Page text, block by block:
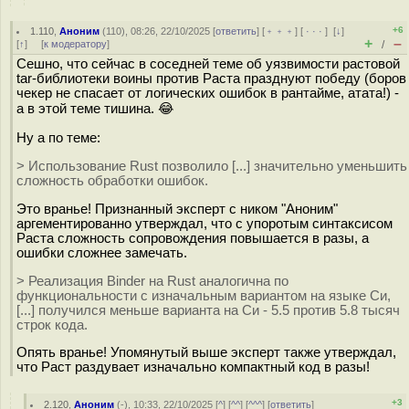
1.110 ,Аноним (110), 08:26, 22/10/2025 [ответить] [ ﹢﹢﹢] [ · · ·][↓]
[↑] [к модератору]
+6
+ / –
Сешно, что сейчас в соседней теме об уязвимости растовой
tar-библиотеки воины против Раста празднуют победу (боров
чекер не спасает от логических ошибок в рантайме, атата!) -
а в этой теме тишина. 😂
Ну а по теме:
> Использование Rust позволило [...] значительно уменьшить
сложность обработки ошибок.
Это вранье! Признанный эксперт с ником "Аноним"
аргементированно утверждал, что с упоротым синтаксисом
Раста сложность сопровождения повышается в разы, а
ошибки сложнее замечать.
> Реализация Binder на Rust аналогична по
функциональности с изначальным вариантом на языке Си,
[...] получился меньше варианта на Си - 5.5 против 5.8 тысяч
строк кода.
Опять вранье! Упомянутый выше эксперт также утверждал,
что Раст раздувает изначально компактный код в разы!
2.120 ,Аноним (-), 10:33, 22/10/2025 [^] [^^] [^^^] [ответить] +3